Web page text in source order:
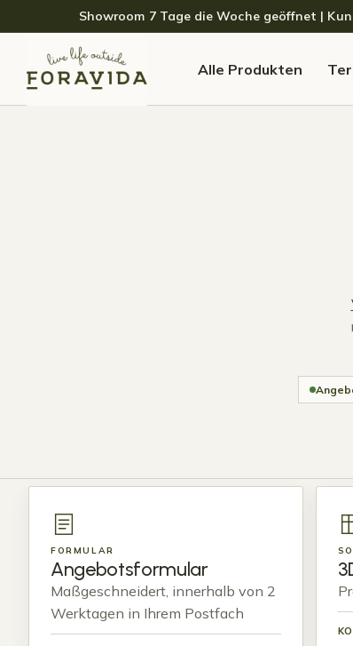
Skip to navigation
Skip to contentShowroom 7 Tage die Woche geöffnet |
Alle Produkten
FORMULAR
Angebotsformular
Maßgeschneidert, innerhalb von 2
Werktagen in Ihrem Postfach